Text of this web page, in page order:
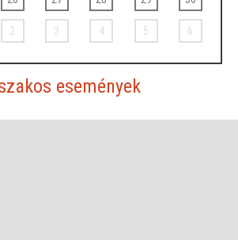
2 3 4 5 6
események